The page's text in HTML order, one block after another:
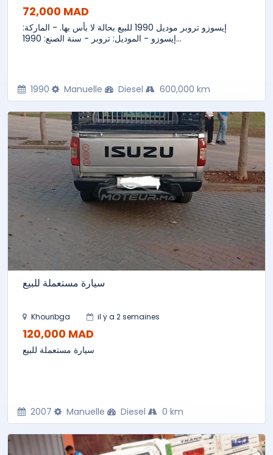
72,000 MAD
إيسوزو تروبر موديل 1990 للبيع بحالة لا بأس بها. - الماركة:
إيسوزو - الموديل: تروبر - سنة الصنع: 1990...
1990 Manuelle Diesel 600,000 km
سيارة مستعملة للبيع
Khouribga il y a 2 semaines
120,000 MAD
سيارة مستعملة للبيع
2007 Manuelle Diesel 0 km